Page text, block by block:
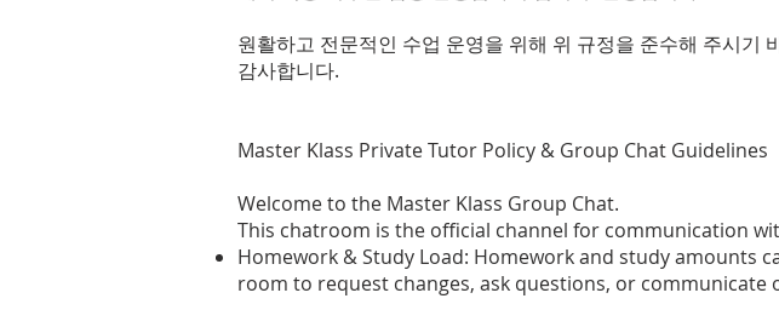
원활하고 전문적인 수업 운영을 위해 위 규정을 준수해 주시기
감사합니다.
Master Klass Private Tutor Policy & Group Chat Guidelines
Welcome to the Master Klass Group Chat.
This chatroom is the official channel for communication
Homework & Study Load: Homework and study amounts
room to request changes, ask questions, or communicate